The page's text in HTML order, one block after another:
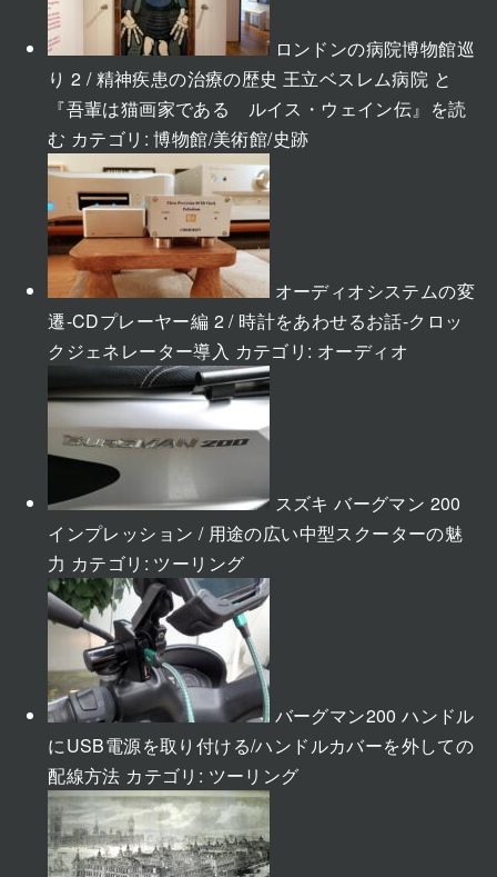
ロンドンの病院博物館巡
り 2 / 精神疾患の治療の歴史 王立ベスレム病院 と
『吾輩は猫画家である ルイス・ウェイン伝』を読
む カテゴリ:博物館/美術館/史跡
オーディオシステムの変
遷-CDプレーヤー編 2 / 時計をあわせるお話-クロッ
クジェネレーター導入 カテゴリ: オーディオ
スズキ バーグマン 200
インプレッション / 用途の広い中型スクーターの魅
力 カテゴリ: ツーリング
バーグマン200 ハンドル
にUSB電源を取り付ける/ハンドルカバーを外しての
配線方法 カテゴリ: ツーリング